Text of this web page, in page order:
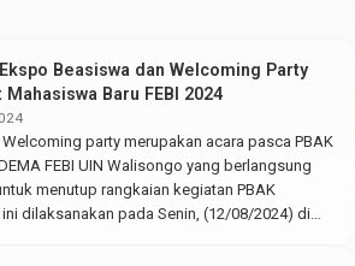
Beasiswa dan Welcoming Party
Mahasiswa Baru FEBI 2024
party merupakan acara pasca PBAK
FEBI UIN Walisongo yang berlangsung
menutup rangkaian kegiatan PBAK
dilaksanakan pada Senin, (12/08/2024) di